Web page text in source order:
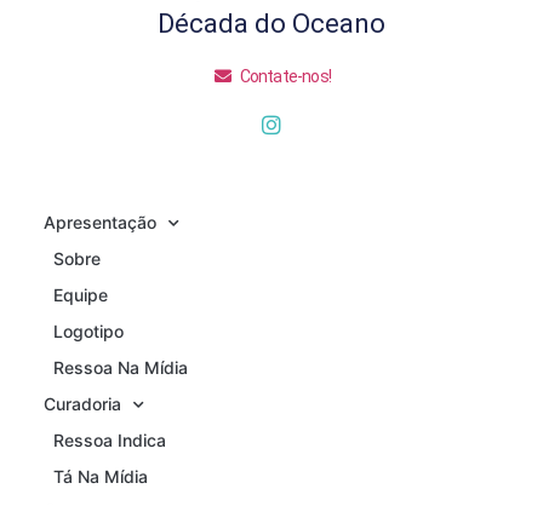
Década do Oceano
Contate-nos!
Apresentação
Sobre
Equipe
Logotipo
Ressoa Na Mídia
Curadoria
Ressoa Indica
Tá Na Mídia